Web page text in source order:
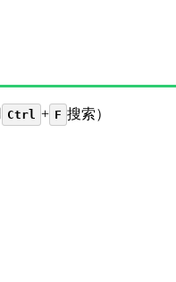
Ctrl + F 搜索）